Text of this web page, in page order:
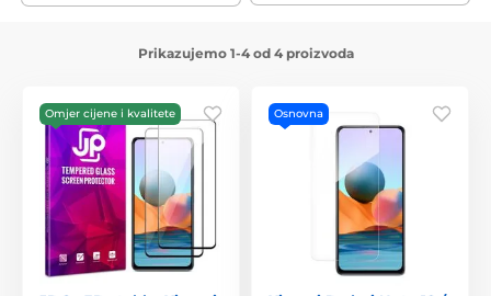
Prikazujemo 1-4 od 4 proizvoda
Omjer cijene i kvalitete Osnovna